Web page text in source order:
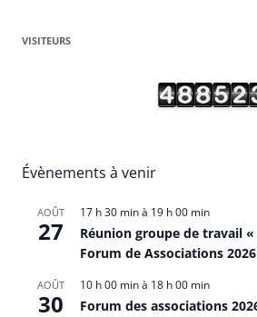
VISITEURS
Évènements à venir
AOÛT
27
17 h 30 minà 19 h 00 min
Réunion groupe de travail
Forum de Associations
AOÛT
30
10 h 00 minà 18 h 00 min
Forum des associations